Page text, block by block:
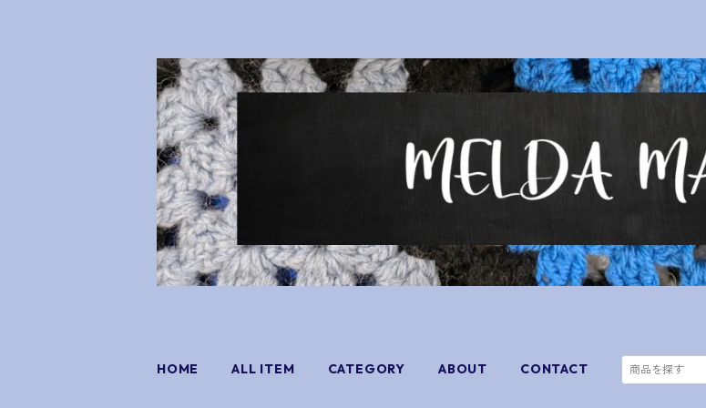
HOME ALL ITEM CATEGORY ABOUT CONTACT